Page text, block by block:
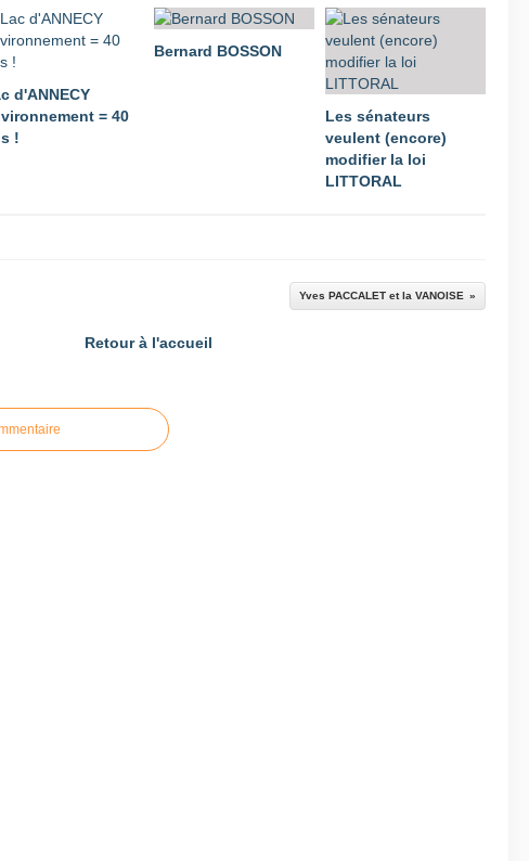
d'ANNECY
= 40
!
Bernard BOSSON
Les sénateurs
veulent (encore)
modifier la loi
LITTORAL
Yves PACCALET et la VANOISE
Retour à l'accueil